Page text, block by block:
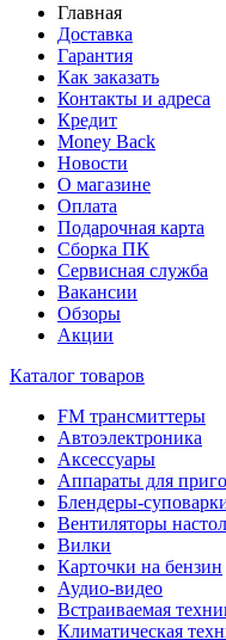
Главная
Доставка
Гарантия
Как заказать
Контакты и адреса
Кредит
Money Back
Новости
О магазине
Оплата
Подарочная карта
Сборка ПК
Сервисная служба
Вакансии
Обзоры
Акции
Каталог товаров
FM трансмиттеры
Автоэлектроника
Аксессуары
Аппараты для
Блендеры-
Вентиляторы
Вилки
Карточки на бензин
Аудио-видео
Встраиваемая
Климатическая